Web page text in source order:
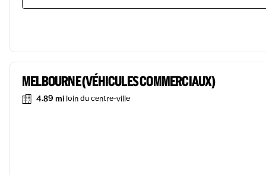
MELBOURNE (VÉHICULES COMMERCIAUX)
4.89 mi loin du centre-ville